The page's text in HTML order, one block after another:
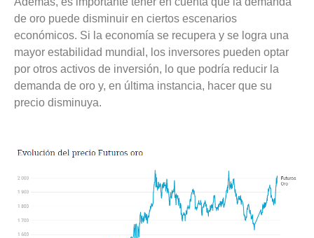
de oro puede disminuir en ciertos escenarios
económicos. Si la economía se recupera y se logra una
mayor estabilidad mundial, los inversores pueden optar
por otros activos de inversión, lo que podría reducir la
demanda de oro y, en última instancia, hacer que su
precio disminuya.